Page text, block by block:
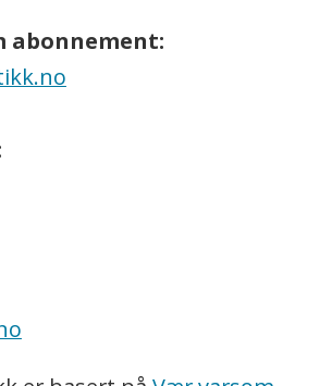
abonnement: